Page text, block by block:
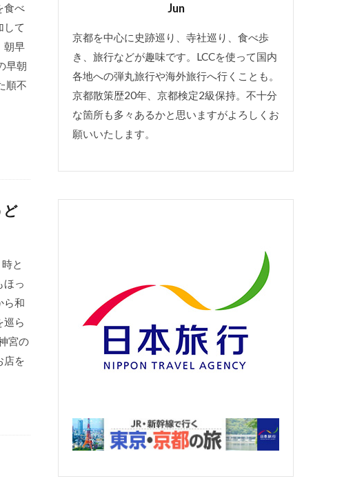
食べ
して
朝早
早朝
順不
ど
と
ほっ
ら和
巡ら
宮の
店を
Jun
京都を中心に史跡巡り、寺社巡り、食べ歩
き、旅行などが趣味です。LCCを使って国内
各地への弾丸旅行や海外旅行へ行くことも。
京都散策歴20年、京都検定2級保持。不十分
な箇所も多々あるかと思いますがよろしくお
願いいたします。